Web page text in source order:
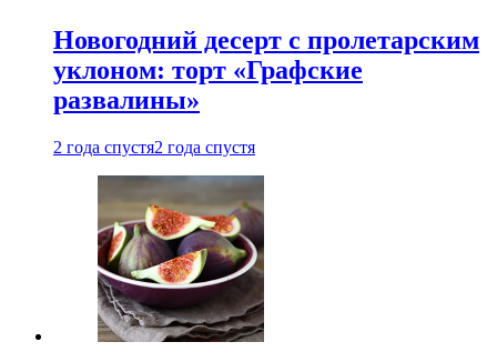
Новогодний десерт с пролетарским
уклоном: торт «Графские
развалины»
2 года спустя2 года спустя